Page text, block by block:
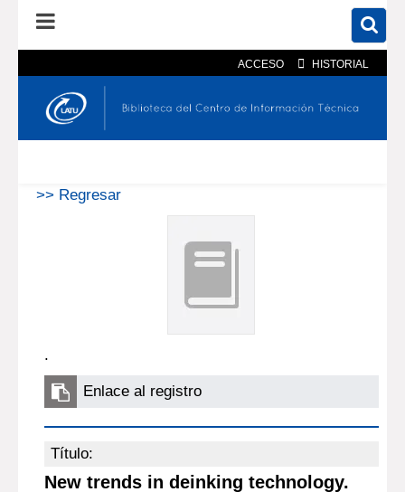
ACCESO HISTORIAL
En el catálogo En el sitio
>> Regresar
.
Enlace al registro
Título:
New trends in deinking technology.